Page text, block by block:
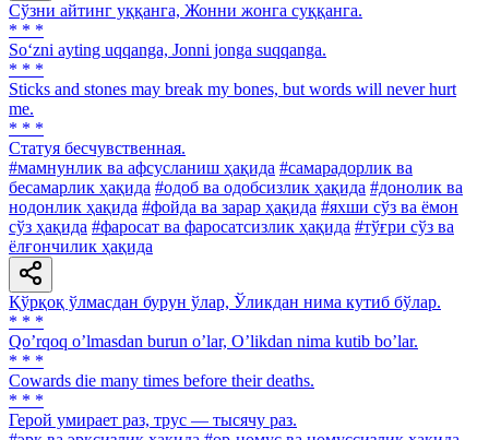
Сўзни айтинг уққанга, Жонни жонга суққанга.
* * *
So‘zni ayting uqqanga, Jonni jonga suqqanga.
* * *
Sticks and stones may break my bones, but words will never hurt
me.
* * *
Статуя бесчувственная.
#мамнунлик ва афсусланиш ҳақида #самарадорлик ва
бесамарлик ҳақида #одоб ва одобсизлик ҳақида #донолик ва
нодонлик ҳақида #фойда ва зарар ҳақида #яхши сўз ва ёмон
сўз ҳақида #фаросат ва фаросатсизлик ҳақида #тўғри сўз ва
ёлғончилик ҳақида
Қўрқоқ ўлмасдан бурун ўлар, Ўликдан нима кутиб бўлар.
* * *
Qoʼrqoq oʼlmasdan burun oʼlar, Oʼlikdan nima kutib boʼlar.
* * *
Cowards die many times before their deaths.
* * *
Герой умирает раз, трус — тысячу раз.